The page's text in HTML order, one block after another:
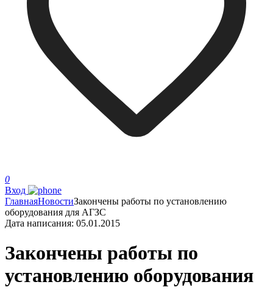
0
Вход
ГлавнаяНовостиЗакончены работы по установлению
оборудования для АГЗС
Дата написания: 05.01.2015
Закончены работы по
установлению оборудования